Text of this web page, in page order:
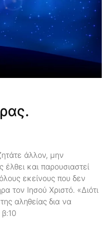
άλλον, μην
και παρουσιαστεί
εκείνους που δεν
τον Ιησού Χριστό. «Διότι
αληθείας δια να